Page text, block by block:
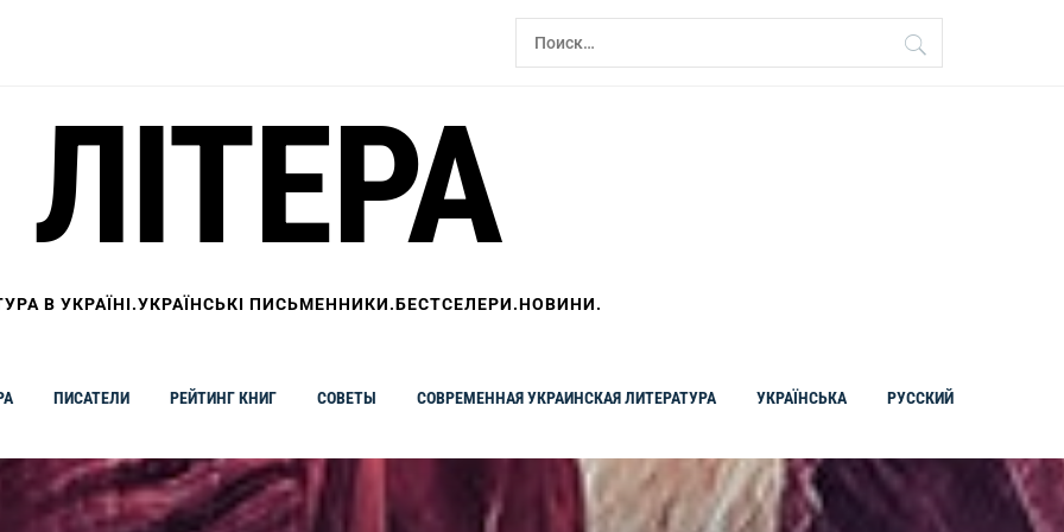
Найти:
ЛІТЕРА
В УКРАЇНІ.УКРАЇНСЬКІ ПИСЬМЕННИКИ.БЕСТСЕЛЕРИ.НОВИНИ.
ПИСАТЕЛИ РЕЙТИНГ КНИГ СОВЕТЫ СОВРЕМЕННАЯ УКРАИНСКАЯ ЛИТЕРАТУРА УКРАЇНСЬКА РУССКИЙ